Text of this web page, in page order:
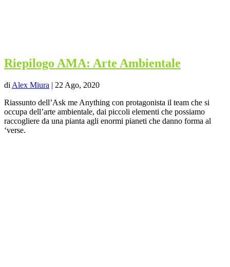
Riepilogo AMA: Arte Ambientale
di Alex Miura | 22 Ago, 2020
Riassunto dell’Ask me Anything con protagonista il team che si
occupa dell’arte ambientale, dai piccoli elementi che possiamo
raccogliere da una pianta agli enormi pianeti che danno forma al
‘verse.